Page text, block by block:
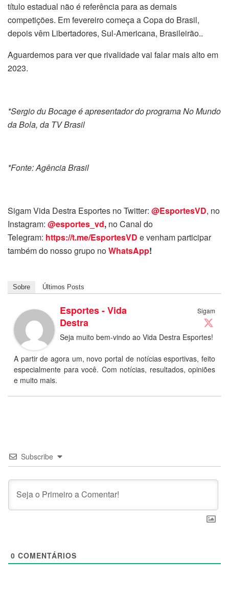
título estadual não é referência para as demais
competições. Em fevereiro começa a Copa do Brasil,
depois vêm Libertadores, Sul-Americana, Brasileirão..
Aguardemos para ver que rivalidade vai falar mais alto em
2023.
*Sergio du Bocage é apresentador do programa No Mundo
da Bola, da TV Brasil
*Fonte: Agência Brasil
Sigam Vida Destra Esportes no Twitter: @EsportesVD, no
Instagram: @esportes_vd, no Canal do
Telegram: https://t.me/EsportesVD e venham participar
também do nosso grupo noWhatsApp!
Sobre Últimos Posts
Sigam
Esportes - Vida
Destra
Seja muito bem-vindo ao Vida Destra Esportes!
A partir de agora um, novo portal de notícias esportivas, feito
especialmente para você. Com notícias, resultados, opiniões
e muito mais.
Subscribe
0 COMENTÁRIOS